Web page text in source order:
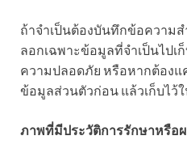
ถ้าจำเป็นต้องบันทึกข้อความ
ลอกเฉพาะข้อมูลที่จำเป็นไปเ
ความปลอดภัย หรือหากต้อง
ข้อมูลส่วนตัวก่อน แล้วเก็บไว้
ภาพที่มีประวัติการรักษาหรือ